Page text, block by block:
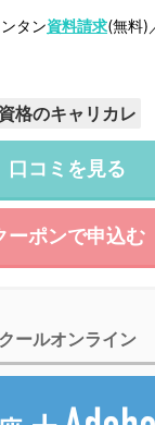
タン資料請求(無料)
資格のキャリカレ
口コミを見る
ーポンで申込む
ールオンライン